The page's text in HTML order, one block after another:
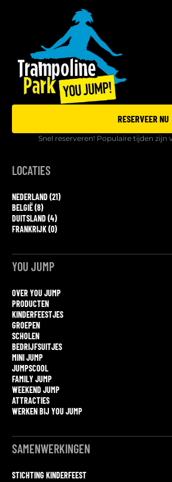
RESERVEER NU
Snel reserveren! Populaire tijden zijn
LOCATIES
NEDERLAND (21)
BELGIË (8)
DUITSLAND (4)
FRANKRIJK (0)
YOU JUMP
OVER YOU JUMP
PRODUCTEN
KINDERFEESTJES
GROEPEN
SCHOLEN
BEDRIJFSUITJES
MINI JUMP
JUMPSCOOL
FAMILY JUMP
WEEKEND JUMP
ATTRACTIES
WERKEN BIJ YOU JUMP
SAMENWERKINGEN
STICHTING KINDERFEEST